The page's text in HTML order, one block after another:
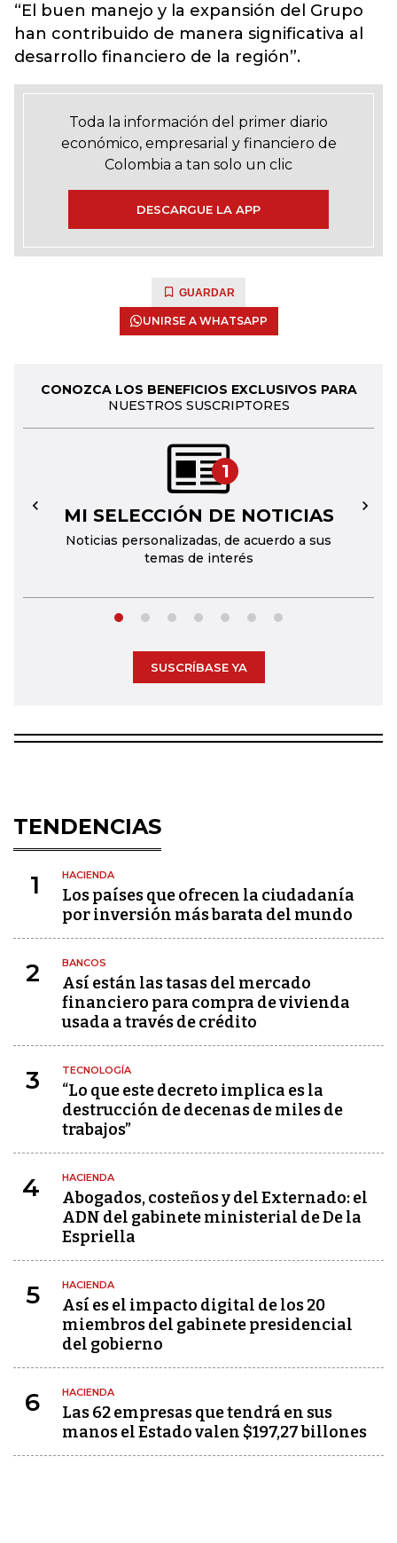
“El buen manejo y la expansión del Grupo
han contribuido de manera significativa al
desarrollo financiero de la región”.
Toda la información del primer diario
económico, empresarial y financiero de
Colombia a tan solo un clic
DESCARGUE LA APP
GUARDAR
UNIRSE A WHATSAPP
CONOZCA LOS BENEFICIOS EXCLUSIVOS PARA
NUESTROS SUSCRIPTORES
1
MI SELECCIÓN DE NOTICIAS
Noticias personalizadas, de acuerdo a sus
temas de interés
← →
SUSCRÍBASE YA
TENDENCIAS
1 HACIENDA
Los países que ofrecen la ciudadanía
por inversión más barata del mundo
2 BANCOS
Así están las tasas del mercado
financiero para compra de vivienda
usada a través de crédito
3 TECNOLOGÍA
“Lo que este decreto implica es la
destrucción de decenas de miles de
trabajos”
4 HACIENDA
Abogados, costeños y del Externado: el
ADN del gabinete ministerial de De la
Espriella
5 HACIENDA
Así es el impacto digital de los 20
miembros del gabinete presidencial
del gobierno
6 HACIENDA
Las 62 empresas que tendrá en sus
manos el Estado valen $197,27 billones